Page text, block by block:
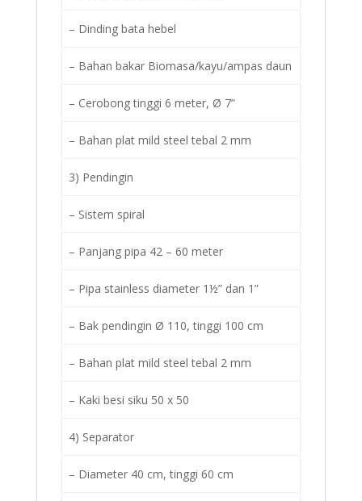
– Dinding bata hebel
– Bahan bakar Biomasa/kayu/ampas daun
– Cerobong tinggi 6 meter, Ø 7”
– Bahan plat mild steel tebal 2 mm
3) Pendingin
– Sistem spiral
– Panjang pipa 42 – 60 meter
– Pipa stainless diameter 1½” dan 1”
– Bak pendingin Ø 110, tinggi 100 cm
– Bahan plat mild steel tebal 2 mm
– Kaki besi siku 50 x 50
4) Separator
– Diameter 40 cm, tinggi 60 cm